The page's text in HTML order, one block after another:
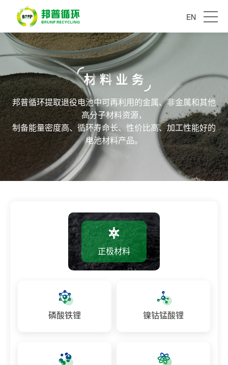
EN
邦普循环提取退役电池中可再利用的金属、非金属和其他
高分子材料资源，
制备能量密度高、循环寿命长、性价比高、加工性能好的
电池材料产品。
正极材料
磷酸铁锂 镍钴锰酸锂